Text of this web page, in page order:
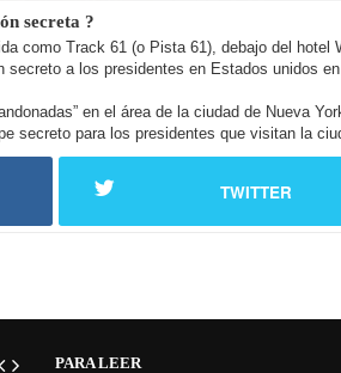
secreta ?
como Track 61 (o Pista 61), debajo del hotel
secreto a los presidentes en Estados unidos
en el área de la ciudad de Nueva
secreto para los presidentes que visitan la
TWITTER
PARA LEER